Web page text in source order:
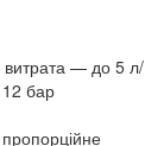
— до 5 л/
бар